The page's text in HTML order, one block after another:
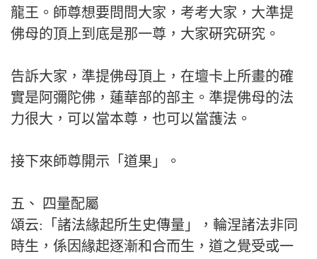
龍王。師尊想要問問大家，考考大家，大準提
佛母的頂上到底是那一尊，大家硏究硏究。
告訴大家，準提佛母頂上，在壇卡上所畫的確
實是阿彌陀佛，蓮華部的部主。準提佛母的法
力很大，可以當本尊，也可以當䕶法。
接下來師尊開示「道果」。
五、 四量配屬
頌云:「諸法緣起所生史傳量」，輪涅諸法非同
時生，係因緣起逐漸和合而生，道之覺受或一